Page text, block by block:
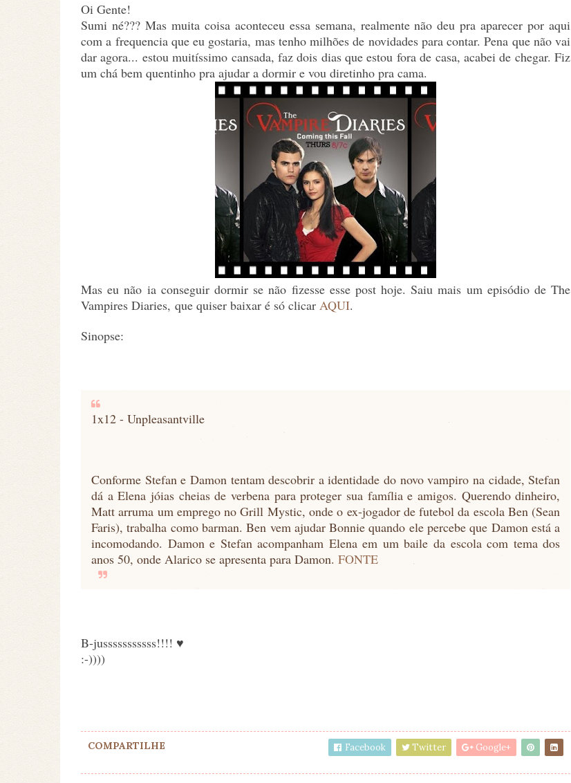
Oi Gente!
Sumi né??? Mas muita coisa aconteceu essa semana, realmente não deu pra aparecer por aqui
com a frequencia que eu gostaria, mas tenho milhões de novidades para contar. Pena que não vai
dar agora... estou muitíssimo cansada, faz dois dias que estou fora de casa, acabei de chegar. Fiz
um chá bem quentinho pra ajudar a dormir e vou diretinho pra cama.
Mas eu não ia conseguir dormir se não fizesse esse post hoje. Saiu mais um episódio de The
Vampires Diaries, que quiser baixar é só clicar AQUI.
Sinopse:
1x12 - Unpleasantville
Conforme Stefan e Damon tentam descobrir a identidade do novo vampiro na cidade, Stefan
dá a Elena jóias cheias de verbena para proteger sua família e amigos. Querendo dinheiro,
Matt arruma um emprego no Grill Mystic, onde o ex-jogador de futebol da escola Ben (Sean
Faris), trabalha como barman. Ben vem ajudar Bonnie quando ele percebe que Damon está a
incomodando. Damon e Stefan acompanham Elena em um baile da escola com tema dos
anos 50, onde Alarico se apresenta para Damon. FONTE
B-jusssssssssss!!!! ♥
:-))))
COMPARTILHE Facebook Twitter Google+